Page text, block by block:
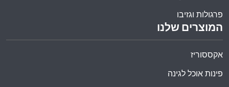
המוצרים שלנו
אקססוריז
פינות אוכל לגינה
פרגולות וגזיבו